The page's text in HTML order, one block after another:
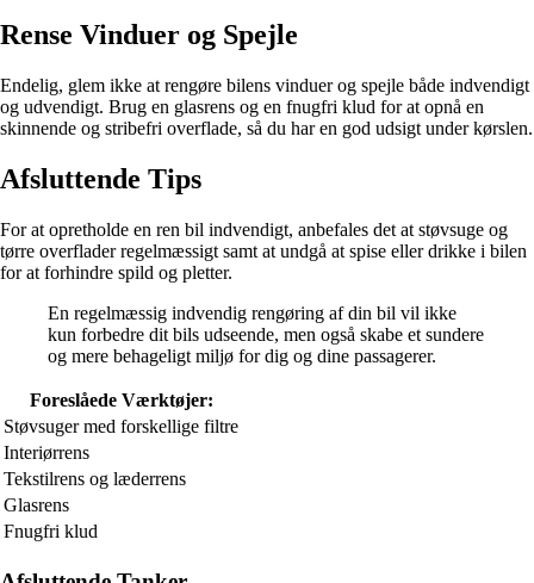
Rense Vinduer og Spejle
Endelig, glem ikke at rengøre bilens vinduer og spejle både indvendigt
og udvendigt. Brug en glasrens og en fnugfri klud for at opnå en
skinnende og stribefri overflade, så du har en god udsigt under kørslen.
Afsluttende Tips
For at opretholde en ren bil indvendigt, anbefales det at støvsuge og
tørre overflader regelmæssigt samt at undgå at spise eller drikke i bilen
for at forhindre spild og pletter.
En regelmæssig indvendig rengøring af din bil vil ikke
kun forbedre dit bils udseende, men også skabe et sundere
og mere behageligt miljø for dig og dine passagerer.
Foreslåede Værktøjer:
Støvsuger med forskellige filtre
Interiørrens
Tekstilrens og læderrens
Glasrens
Fnugfri klud